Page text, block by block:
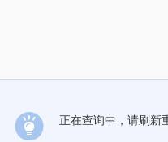
正在查询中，请刷新